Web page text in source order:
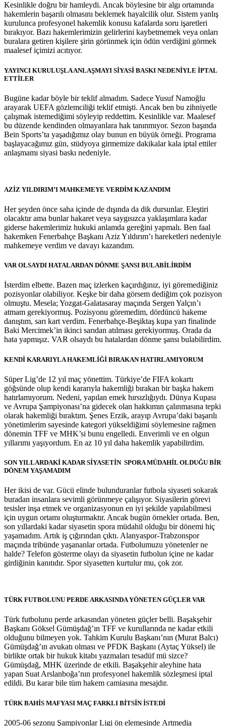
Kesinlikle doğru bir hamleydi. Ancak böylesine bir algı ortamında
hakemlerin başarılı olmasını beklemek hayalcilik olur. Sistem yanlış
kurulunca profesyonel hakemlik konusu kafalarda soru işaretleri
bırakıyor. Bazı hakemlerimizin gelirlerini kaybetmemek veya onları
buralara getiren kişilere şirin görünmek için ödün verdiğini görmek
maalesef içimizi acıtıyor.
YAYINCI KURULUŞLA ANLAŞMAYI SİYASİ BASKI NEDENİYLE İPTAL
ETTİLER
Bugüne kadar böyle bir teklif almadım. Sadece Yusuf Namoğlu
arayarak UEFA gözlemciliği teklif etmişti. Ancak ben bu zihniyetle
çalışmak istemediğimi söyleyip reddettim. Kesinlikle var. Maalesef
bu düzende kendinden olmayanlara hak tanınmıyor. Sezon başında
Bein Sports’ta yaşadığımız olay bunun en büyük örneği. Programa
başlayacağımız gün, stüdyoya girmemize dakikalar kala iptal ettiler
anlaşmamı siyasi baskı nedeniyle.
AZİZ YILDIRIM’I MAHKEMEYE VERDİM KAZANDIM
Her şeyden önce saha içinde de dışında da dik dursunlar. Eleştiri
olacaktır ama bunlar hakaret veya saygısızca yaklaşımlara kadar
giderse hakemlerimiz hukuki anlamda gereğini yapmalı. Ben faal
hakemken Fenerbahçe Başkanı Aziz Yıldırım’ı hareketleri nedeniyle
mahkemeye verdim ve davayı kazandım.
VAR OLSAYDI HATALARDAN DÖNME ŞANSI BULABİLİRDİM
İsterdim elbette. Bazen maç izlerken kaçırdığınız, iyi göremediğiniz
pozisyonlar olabiliyor. Keşke bir daha görsem dediğim çok pozisyon
olmuştu. Mesela; Yozgat-Galatasaray maçında Sergen Yalçın’ı
atmam gerekiyormuş. Pozisyonu göremedim, dördüncü hakeme
danıştım, sarı kart verdim. Fenerbahçe-Beşiktaş kupa yarı finalinde
Baki Mercimek’in ikinci sarıdan atılması gerekiyormuş. Orada da
hata yapmışız. VAR olsaydı bu hatalardan dönme şansı bulabilirdim.
KENDİ KARARIYLA HAKEMLİĞİ BIRAKAN HATIRLAMIYORUM
Süper Lig’de 12 yıl maç yönettim. Türkiye’de FIFA kokartı
göğsünde olup kendi kararıyla hakemliği bırakan bir başka hakem
hatırlamıyorum. Nedeni, yapılan emek hırsızlığıydı. Dünya Kupası
ve Avrupa Şampiyonası’na gidecek olan hakkımın çalınmasına tepki
olarak hakemliği bıraktım. Şenes Erzik, arayıp Avrupa’daki başarılı
yönetimlerim sayesinde kategori yükseldiğimi söylemesine rağmen
dönemin TFF ve MHK’si bunu engelledi. Enverimli ve en olgun
yıllarımı yaşıyordum. En az 10 yıl daha hakemlik yapabilirdim.
SON YILLARDAKİ KADAR SİYASETİN SPORA MÜDAHİL OLDUĞU BİR
DÖNEM YAŞAMADIM
Her ikisi de var. Gücü elinde bulunduranlar futbola siyaseti sokarak
buradan insanlara sevimli görünmeye çalışıyor. Siyasilerin görevi
tesisler inşa etmek ve organizasyonun en iyi şekilde yapılabilmesi
için uygun ortamı oluşturmaktır. Ancak bugün örnekler ortada. Ben,
son yıllardaki kadar siyasetin spora müdahil olduğu bir dönemi hiç
yaşamadım. Artık iş çığırından çıktı. Alanyaspor-Trabzonspor
maçında tribünde yaşananlar ortada. Futbolumuzu yönetenler ne
halde? Telefon gösterme olayı da siyasetin futbolun içine ne kadar
girdiğinin kanıtıdır. Spor siyasetten kurtulur mu, çok zor.
TÜRK FUTBOLUNU PERDE ARKASINDA YÖNETEN GÜÇLER VAR
Türk futbolunu perde arkasından yöneten güçler belli. Başakşehir
Başkanı Göksel Gümüşdağ’ın TFF ve kurullarında ne kadar etkili
olduğunu bilmeyen yok. Tahkim Kurulu Başkanı’nın (Murat Balcı)
Gümüşdağ’ın avukatı olması ve PFDK Başkanı (Aytaç Yüksel) ile
birlikte ortak bir hukuk kitabı yazmaları tesadüf mü sizce?
Gümüşdağ, MHK üzerinde de etkili. Başakşehir aleyhine hata
yapan Suat Arslanboğa’nın profesyonel hakemlik sözleşmesi iptal
edildi. Bu karar bile tüm hakem camiasına mesajdır.
TÜRK BAHİS MAFYASI MAÇ FARKLI BİTSİN İSTEDİ
2005-06 sezonu Şampiyonlar Ligi ön elemesinde Artmedia